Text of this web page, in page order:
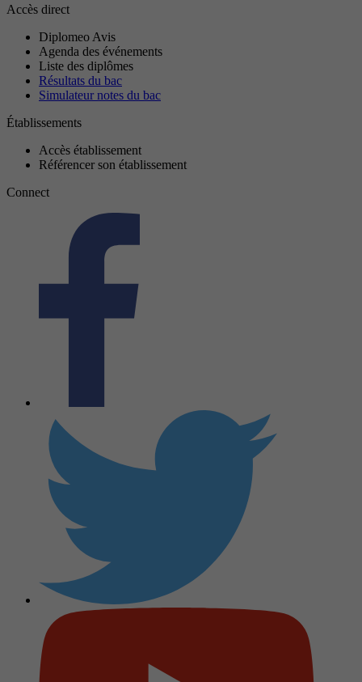
Accès direct
Diplomeo Avis
Agenda des événements
Liste des diplômes
Résultats du bac
Simulateur notes du bac
Établissements
Accès établissement
Référencer son établissement
Connect